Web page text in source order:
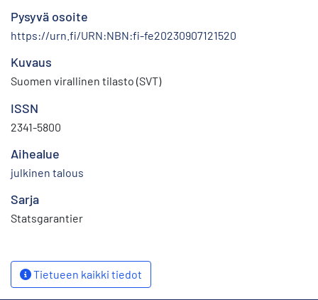
Pysyvä osoite
https://urn.fi/URN:NBN:fi-fe20230907121520
Kuvaus
Suomen virallinen tilasto (SVT)
ISSN
2341-5800
Aihealue
julkinen talous
Sarja
Statsgarantier
Tietueen kaikki tiedot